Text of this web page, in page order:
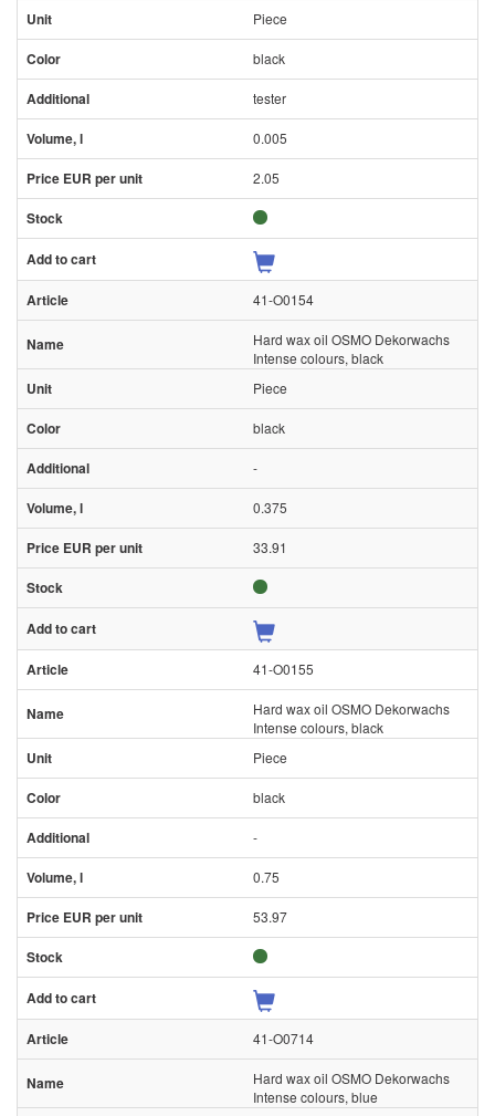
Piece
black
tester
0.005
2.05
41-O0154
Hard wax oil OSMO Dekorwachs
Intense colours, black
Piece
black
-
0.375
33.91
41-O0155
Hard wax oil OSMO Dekorwachs
Intense colours, black
Piece
black
-
0.75
53.97
41-O0714
Hard wax oil OSMO Dekorwachs
Intense colours, blue